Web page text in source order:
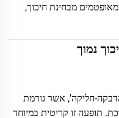
מבחינת חיכוך,
נמוך
חליקה', אשר גורמת
תופעה זו קריטית במיוחד